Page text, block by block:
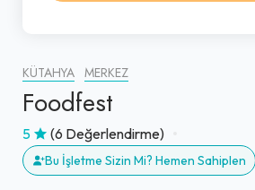
KÜTAHYA MERKEZ
Foodfest
5 (6 Değerlendirme)
Bu İşletme Sizin Mi? Hemen Sahiplen